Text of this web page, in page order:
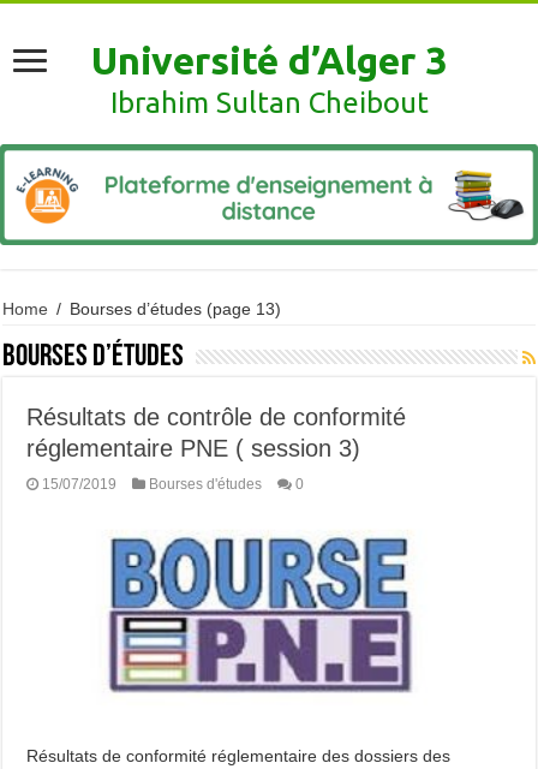
Université d’Alger 3
Ibrahim Sultan Cheibout
Home / Bourses d’études (page 13)
Bourses d’études
Résultats de contrôle de conformité
réglementaire PNE ( session 3)
15/07/2019 Bourses d'études 0
Résultats de conformité réglementaire des dossiers des